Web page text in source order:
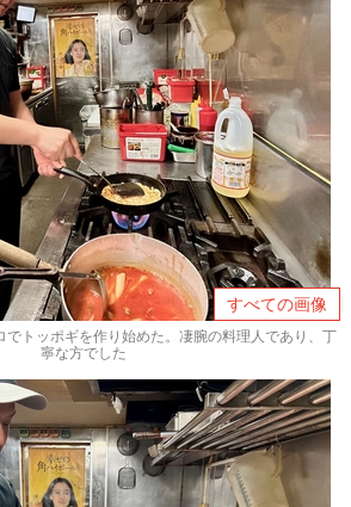
すべての画像
でトッポギを作り始めた。凄腕の料理人であり、丁
寧な方でした